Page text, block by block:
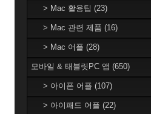
> Mac 활용팁 (23)
> Mac 관련 제품 (16)
> Mac 어플 (28)
모바일 & 태블릿PC 앱 (650)
> 아이폰 어플 (107)
> 아이패드 어플 (22)